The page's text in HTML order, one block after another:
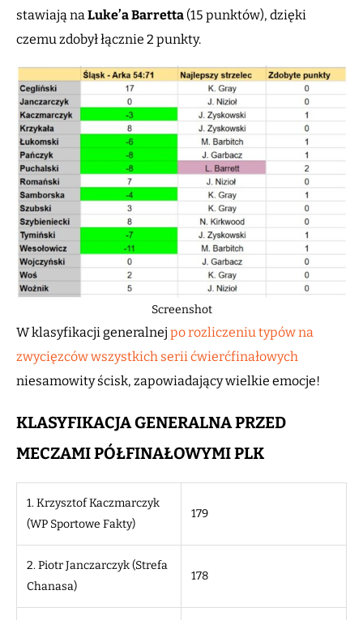
stawiają naLuke’a Barretta (15 punktów), dzięki
czemu zdobył łącznie 2 punkty.
Screenshot
W klasyfikacji generalnej po rozliczeniu typów na
zwycięzców wszystkich serii ćwierćfinałowych
niesamowity ścisk, zapowiadający wielkie emocje!
KLASYFIKACJA GENERALNA PRZED
MECZAMI PÓŁFINAŁOWYMI PLK
1. Krzysztof Kaczmarczyk
(WP Sportowe Fakty)
179
2. Piotr Janczarczyk (Strefa
Chanasa)
178